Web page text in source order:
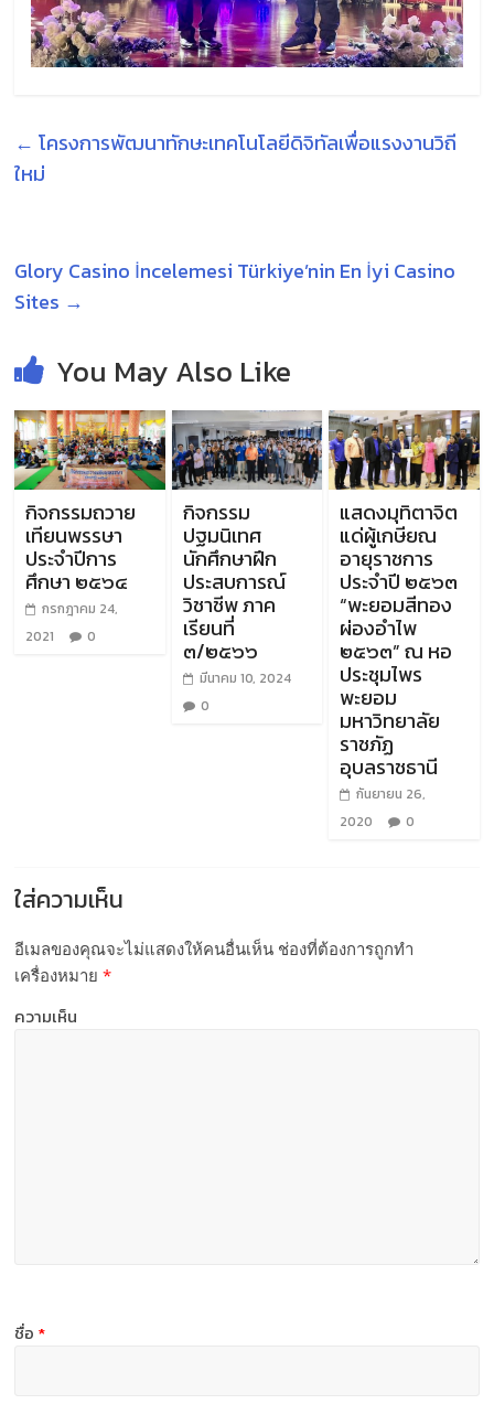
← โครงการพัฒนาทักษะเทคโนโลยีดิจิทัลเพื่อแรงงานวิถี
ใหม่
Glory Casino İncelemesi Türkiye’nin En İyi Casino
Sites →
You May Also Like
กิจกรรมถวาย
เทียนพรรษา
ประจำปีการ
ศึกษา ๒๕๖๔
กรกฎาคม 24,
2021
0
กิจกรรม
ปฐมนิเทศ
นักศึกษาฝึก
ประสบการณ์
วิชาชีพ ภาค
เรียนที่
๓/๒๕๖๖
มีนาคม 10, 2024
0
แสดงมุทิตาจิต
แด่ผู้เกษียณ
อายุราชการ
ประจำปี ๒๕๖๓
“พะยอมสีทอง
ผ่องอำไพ
๒๕๖๓” ณ หอ
ประชุมไพร
พะยอม
มหาวิทยาลัย
ราชภัฏ
อุบลราชธานี
กันยายน 26,
2020
0
ใส่ความเห็น
อีเมลของคุณจะไม่แสดงให้คนอื่นเห็น ช่องที่ต้องการถูกทำ
เครื่องหมาย*
ความเห็น
ชื่อ *